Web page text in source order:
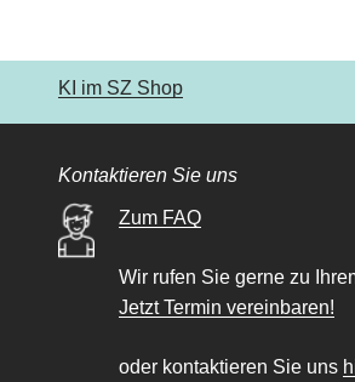
KI im SZ Shop
Kontaktieren Sie uns
Zum FAQ
Wir rufen Sie gerne zu
Jetzt Termin vereinbaren!
oder kontaktieren Sie uns